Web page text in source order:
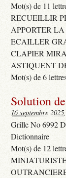
Mot(s) de 11
RECUEILLIR
APPORTER
ECAILLER
CLAPIER
ASTIQUENT
Mot(s) de 6
Solution
16 septembre 2025
Grille No 6992
Dictionnaire
Mot(s) de 12